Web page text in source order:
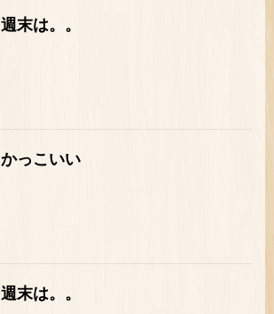
週末は。。
かっこいい
週末は。。